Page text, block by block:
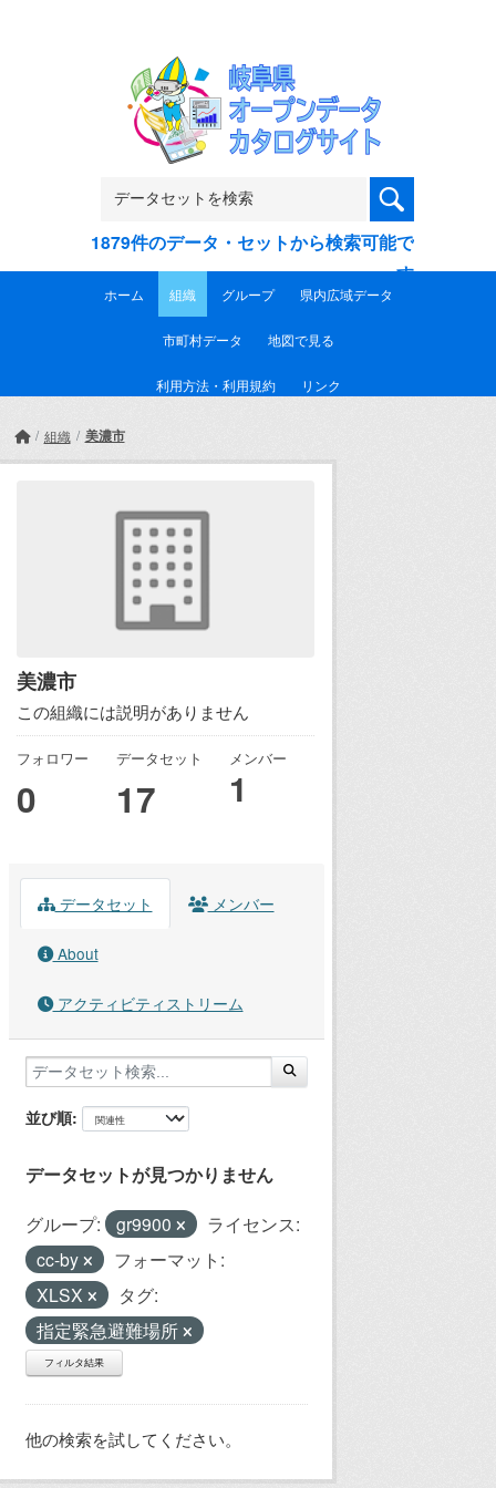
1879件のデータ・セットから検索可能で
す
ホーム 組織 グループ 県内広域データ
市町村データ 地図で見る
利用方法・利用規約 リンク
組織 美濃市
美濃市
この組織には説明がありません
フォロワー
0
データセット
17
メンバー
1
データセット メンバー
About
アクティビティストリーム
並び順
データセットが見つかりません
グループ: gr9900
ライセンス:
cc-by
フォーマット:
XLSX
タグ:
指定緊急避難場所
フィルタ結果
他の検索を試してください。